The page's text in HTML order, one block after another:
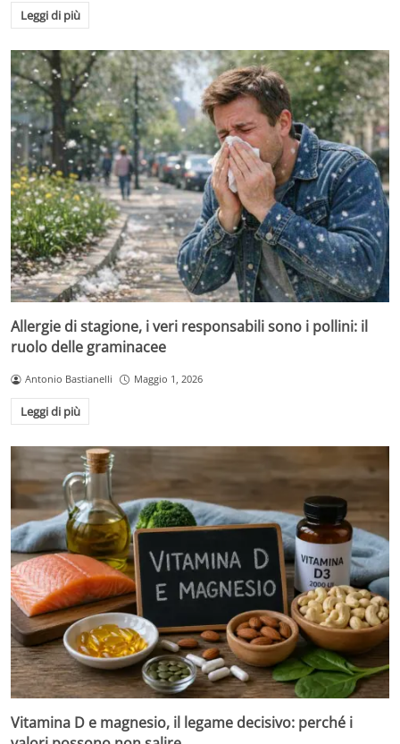
Leggi di più
Allergie di stagione, i veri responsabili sono i pollini: il
ruolo delle graminacee
Antonio Bastianelli Maggio 1, 2026
Leggi di più
Vitamina D e magnesio, il legame decisivo: perché i